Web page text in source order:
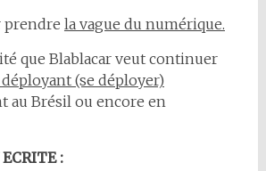
prendre la vague du numérique.
que Blablacar veut continuer
(se déployer)
au Brésil ou encore en
: